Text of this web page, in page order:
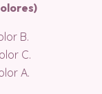
B.
C.
A.